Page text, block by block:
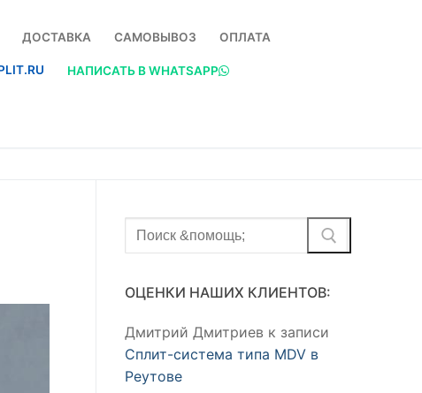
ДОСТАВКА САМОВЫВОЗ ОПЛАТА
НАПИСАТЬ В WHATSAPP
Найти:
ОЦЕНКИ НАШИХ КЛИЕНТОВ:
Дмитрий Дмитриев к записи
Сплит-система типа MDV в
Реутове